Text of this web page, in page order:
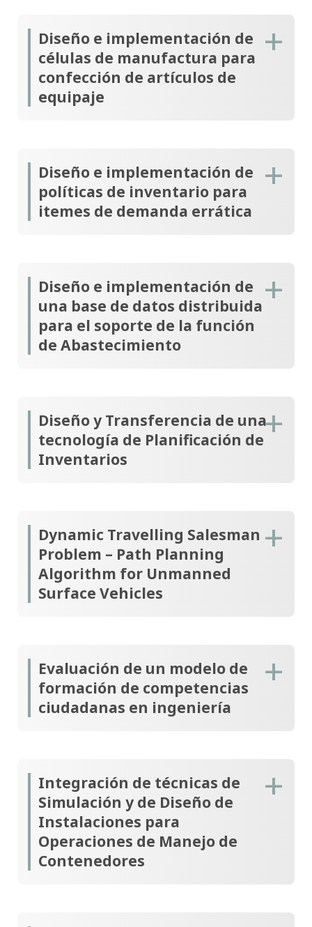
Diseño e implementación de
células de manufactura para
confección de artículos de
equipaje
Diseño e implementación de
políticas de inventario para
itemes de demanda errática
Diseño e implementación de
una base de datos distribuida
para el soporte de la función
de Abastecimiento
Diseño y Transferencia de una
tecnología de Planificación de
Inventarios
Dynamic Travelling Salesman
Problem – Path Planning
Algorithm for Unmanned
Surface Vehicles
Evaluación de un modelo de
formación de competencias
ciudadanas en ingeniería
Integración de técnicas de
Simulación y de Diseño de
Instalaciones para
Operaciones de Manejo de
Contenedores